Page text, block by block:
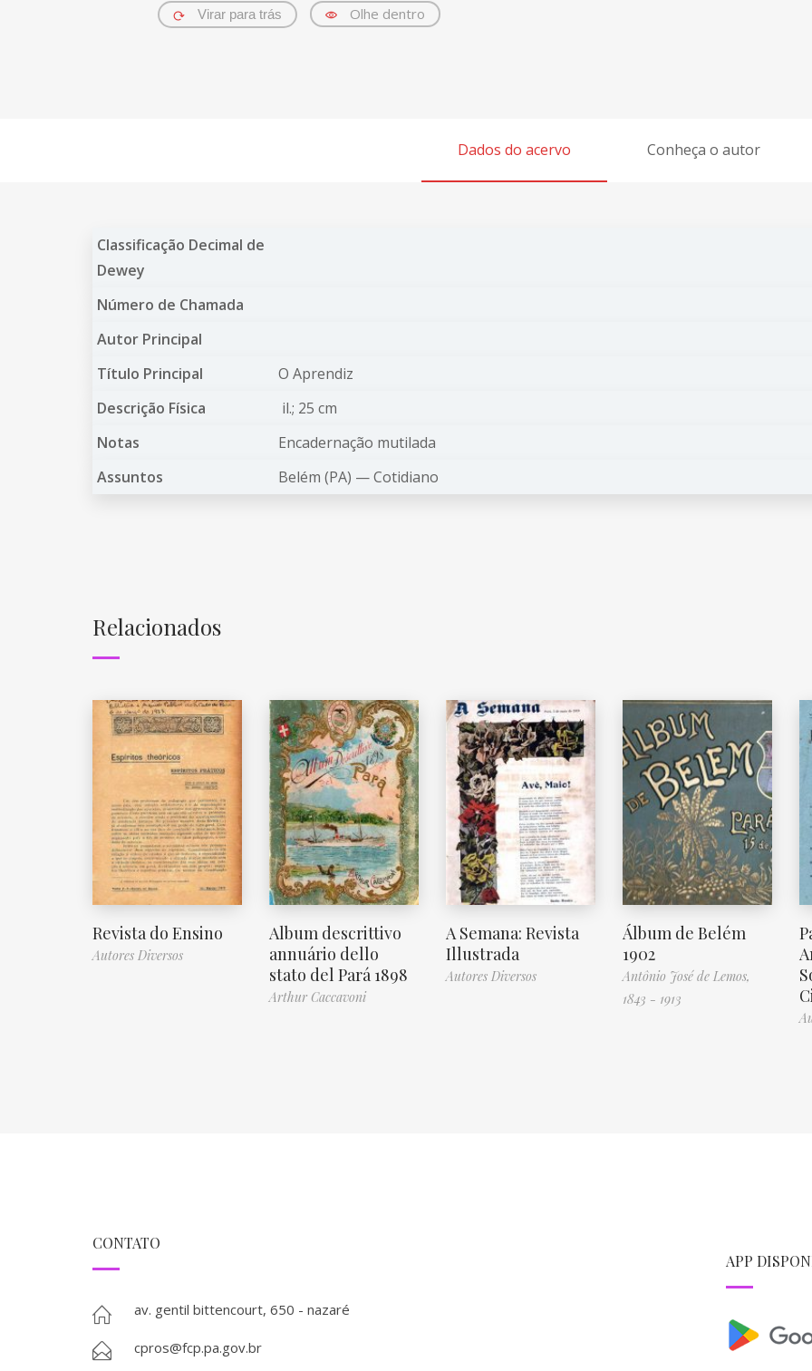
Virar para trás Olhe dentro
Dados do acervo Conheça o autor
Classificação Decimal de
Dewey
Número de Chamada
Autor Principal
Título Principal
O Aprendiz
Descrição Física
il.; 25 cm
Notas
Encadernação mutilada
Assuntos
Belém (PA) —Cotidiano
Relacionados
Revista do Ensino
Autores Diversos
Album descrittivo
annuário dello
stato del Pará 1898
Arthur Caccavoni
A Semana: Revista
Illustrada
Autores Diversos
Álbum de Belém
1902
Antônio José de Lemos,
1843 - 1913
CONTATO
av. gentil bittencourt, 650 - nazaré
cpros@fcp.pa.gov.br
APP